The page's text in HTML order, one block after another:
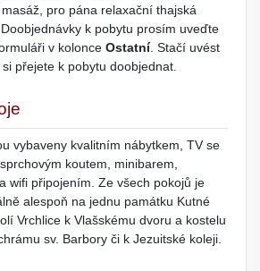
pro pána relaxační thajská
k pobytu prosím uveďte
v kolonce Ostatní. Stačí uvést
přejete k pobytu doobjednat.
vybaveny kvalitním nábytkem, TV se
koutem, minibarem,
wifi připojením. Ze všech pokojů je
alespoň na jednu památku Kutné
Vrchlice k Vlašskému dvoru a kostelu
sv. Barbory či k Jezuitské koleji.